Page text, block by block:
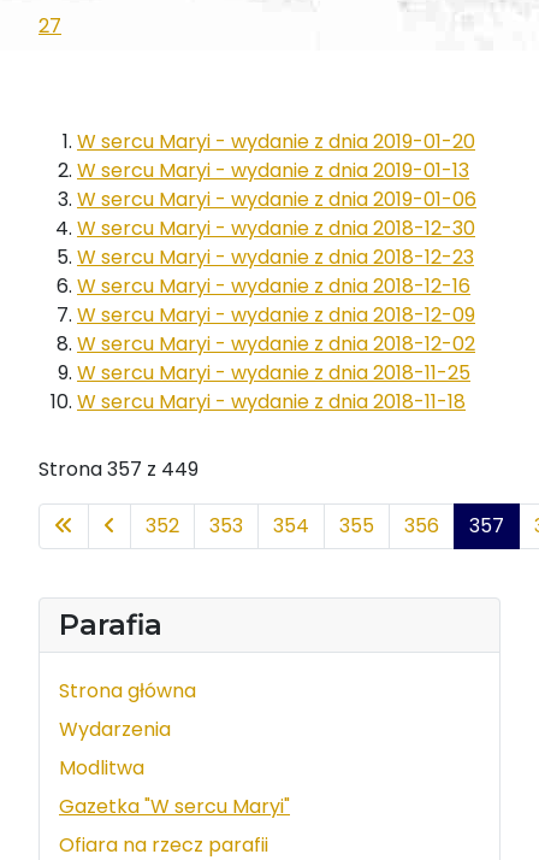
Parafia
Strona główna
Wydarzenia
Modlitwa
Gazetka "W sercu Maryi"
Ofiara na rzecz parafii
27
W sercu Maryi - wydanie z dnia 2019-01-20
W sercu Maryi - wydanie z dnia 2019-01-13
W sercu Maryi - wydanie z dnia 2019-01-06
W sercu Maryi - wydanie z dnia 2018-12-30
W sercu Maryi - wydanie z dnia 2018-12-23
W sercu Maryi - wydanie z dnia 2018-12-16
W sercu Maryi - wydanie z dnia 2018-12-09
W sercu Maryi - wydanie z dnia 2018-12-02
W sercu Maryi - wydanie z dnia 2018-11-25
W sercu Maryi - wydanie z dnia 2018-11-18
Strona 357 z 449
352 353 354 355 356 357